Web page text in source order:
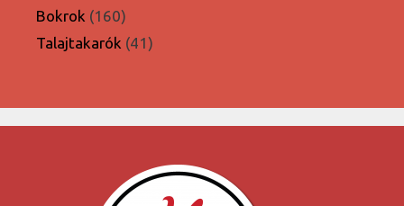
Bokrok 160160
termék
Talajtakarók 4141